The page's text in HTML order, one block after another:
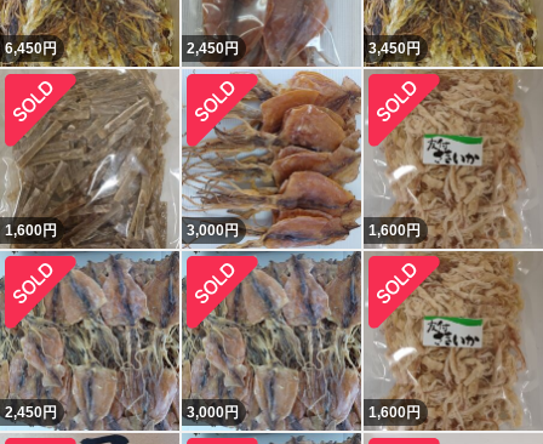
6,450円 2,450円 3,450円
1,600円 3,000円 1,600円
2,450円 3,000円 1,600円